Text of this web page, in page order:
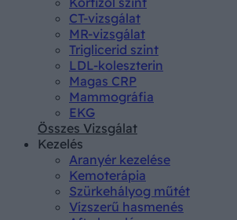
CT-vizsgálat
MR-vizsgálat
Triglicerid szint
LDL-koleszterin
Magas CRP
Mammográfia
EKG
Összes Vizsgálat
Kezelés
Aranyér kezelése
Kemoterápia
Szürkehályog műtét
Vízszerű hasmenés